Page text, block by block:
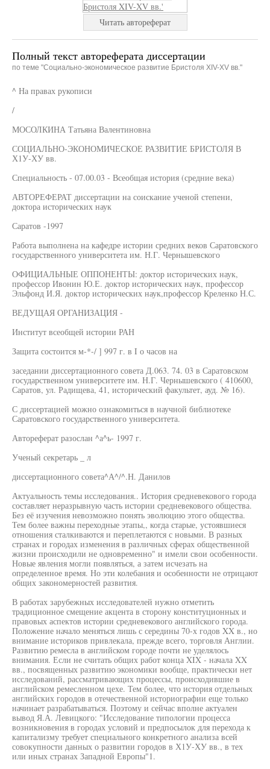
Читать автореферат
Полный текст автореферата диссертации
по теме "Социально-экономическое развитие Бристоля XIV-XV вв."
^ На правах рукописи
/
МОСОЛКИНА Татьяна Валентиновна
СОЦИАЛЬНО-ЭКОНОМИЧЕСКОЕ РАЗВИТИЕ БРИСТОЛЯ В
Х1У-ХУ вв.
Специальность - 07.00.03 - Всеобщая история (средние века)
АВТОРЕФЕРАТ диссертации на соискание ученой степени,
доктора исторических наук
Саратов -1997
Работа выполнена на кафедре истории средних веков Саратовского
государственного университета им. Н.Г. Чернышевского
ОФИЦИАЛЬНЫЕ ОППОНЕНТЫ: доктор исторических наук,
профессор Ивонин Ю.Е. доктор исторических наук, профессор
Эльфонд И.Я. доктор исторических наук,профессор Креленко Н.С.
ВЕДУЩАЯ ОРГАНИЗАЦИЯ -
Институт всеобщей истории РАН
Защита состоится м-*-/ ] 997 г. в I о часов на
заседании диссертационного совета Д.063. 74. 03 в Саратовском
государственном университете им. Н.Г. Чернышевского ( 410600,
Саратов, ул. Радищева, 41, исторический факультет, ауд. № 16).
С диссертацией можно ознакомиться в научной библиотеке
Саратовского государственного университета.
Автореферат разослан ^а^ь- 1997 г.
Ученый секретарь _ л
диссертационного совета^А^/^.Н. Данилов
Актуальность темы исследования.. История средневекового города
составляет неразрывную часть истории средневекового общества.
Без её изучения невозможно понять эволюцию этого общества.
Тем более важны переходные этапы,, когда старые, устоявшиеся
отношения сталкиваются и переплетаются с новыми. В разных
странах и городах изменения в различных сферах общественной
жизни происходили не одновременно" и имели свои особенности.
Новые явления могли появляться, а затем исчезать на
определенное время. Но эти колебания и особенности не отрицают
общих закономерностей развития.
В работах зарубежных исследователей нужно отметить
традиционное смещение акцента в сторону конституционных и
правовых аспектов истории средневекового английского города.
Положение начало меняться лишь с середины 70-х годов XX в., но
внимание историков привлекала, прежде всего, торговля Англии.
Развитию ремесла в английском городе почти не уделялось
внимания. Если не считать общих работ конца XIX - начала XX
вв., посвященных развитию экономики вообще, практически нет
исследований, рассматривающих процессы, происходившие в
английском ремесленном цехе. Тем более, что история отдельных
английских городов в отечественной историографии еще только
начинает разрабатываться. Поэтому и сейчас вполне актуален
вывод Я.А. Левицкого: "Исследование типологии процесса
возникновения в городах условий и предпосылок для перехода к
капитализму требует специального конкретного анализа всей
совокупности данных о развитии городов в Х1У-ХУ вв., в тех
или иных странах Западной Европы"1.